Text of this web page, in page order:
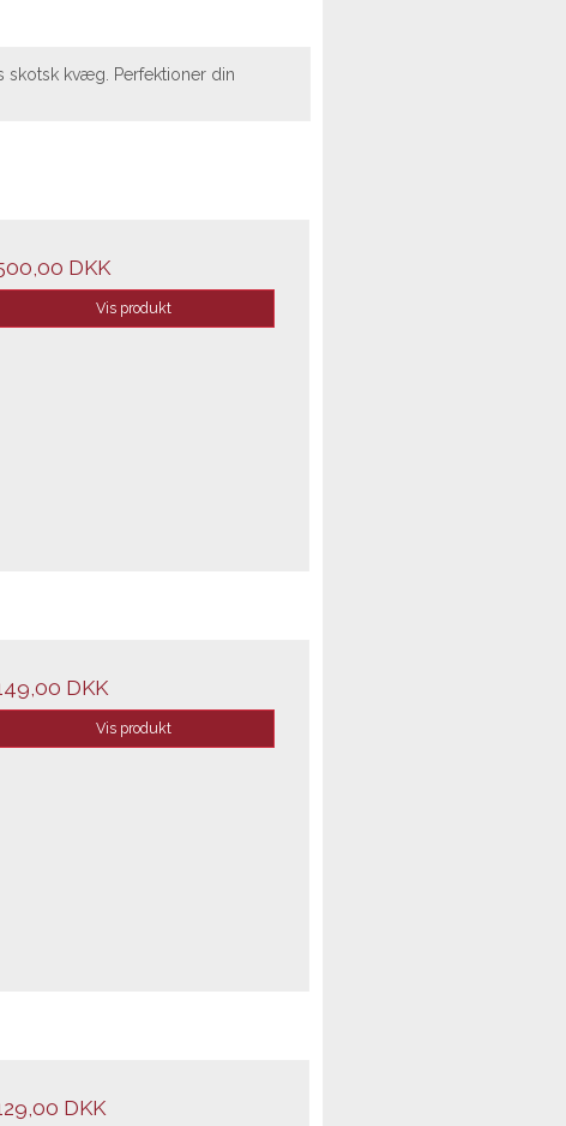
skotsk kvæg. Perfektioner din
DKK
Vis produkt
DKK
Vis produkt
DKK